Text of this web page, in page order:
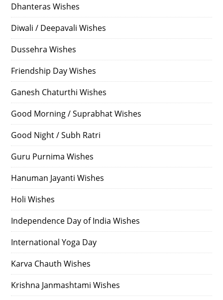
Dhanteras Wishes
Diwali / Deepavali Wishes
Dussehra Wishes
Friendship Day Wishes
Ganesh Chaturthi Wishes
Good Morning / Suprabhat Wishes
Good Night / Subh Ratri
Guru Purnima Wishes
Hanuman Jayanti Wishes
Holi Wishes
Independence Day of India Wishes
International Yoga Day
Karva Chauth Wishes
Krishna Janmashtami Wishes